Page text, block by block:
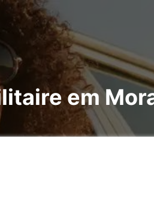
em